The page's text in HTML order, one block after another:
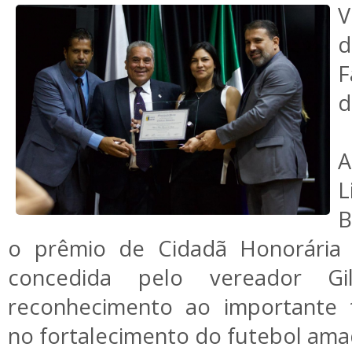
o prêmio de Cidadã Honorária
concedida pelo vereador
reconhecimento ao importante
no fortalecimento do futebol